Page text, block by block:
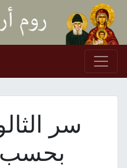
Skip to content
Navigation
سر
بحسب